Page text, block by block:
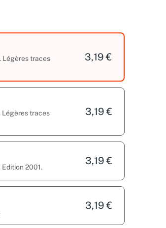
Légères traces
3,19 €
Légères traces
3,19 €
2001.
3,19 €
3,19 €